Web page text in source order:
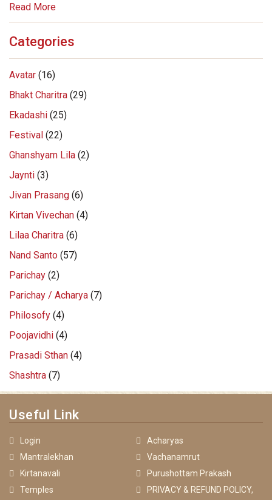
Read More
Categories
Avatar (16)
Bhakt Charitra (29)
Ekadashi (25)
Festival (22)
Ghanshyam Lila (2)
Jaynti (3)
Jivan Prasang (6)
Kirtan Vivechan (4)
Lilaa Charitra (6)
Nand Santo (57)
Parichay (2)
Parichay / Acharya (7)
Philosofy (4)
Poojavidhi (4)
Prasadi Sthan (4)
Shashtra (7)
Useful Link
Login
Acharyas
Mantralekhan
Vachanamrut
Kirtanavali
Purushottam Prakash
Temples
PRIVACY & REFUND POLICY,